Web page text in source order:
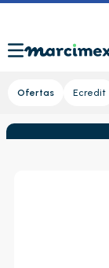
Ofertas Ecredit